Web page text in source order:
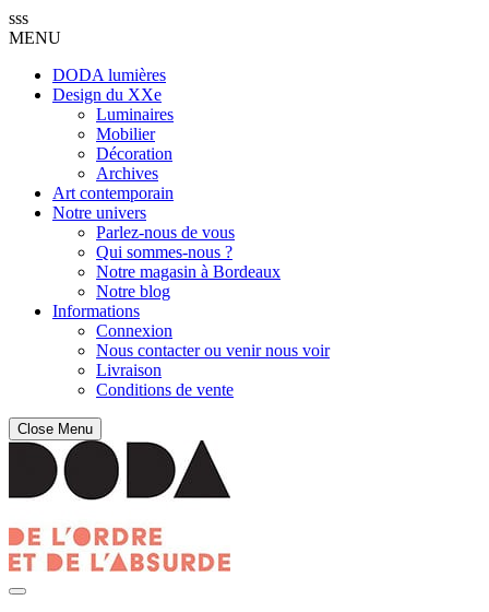
sss
MENU
DODA lumières
Design du XXe
Luminaires
Mobilier
Décoration
Archives
Art contemporain
Notre univers
Parlez-nous de vous
Qui sommes-nous ?
Notre magasin à Bordeaux
Notre blog
Informations
Connexion
Nous contacter ou venir nous voir
Livraison
Conditions de vente
Close Menu